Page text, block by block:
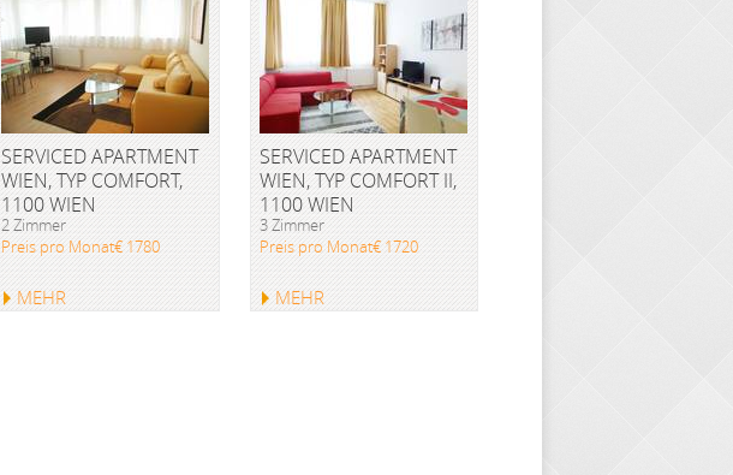
SERVICED APARTMENT
WIEN, TYP COMFORT,
1100 WIEN
2 Zimmer
Preis pro Monat€ 1780
MEHR
SERVICED APARTMENT
WIEN, TYP COMFORT II,
1100 WIEN
3 Zimmer
Preis pro Monat€ 1720
MEHR